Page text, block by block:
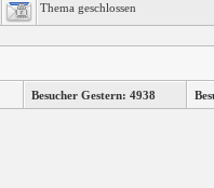
Thema geschlossen
Besucher Gestern: 4938